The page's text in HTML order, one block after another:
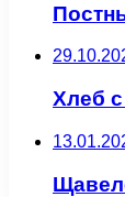
Хлеб